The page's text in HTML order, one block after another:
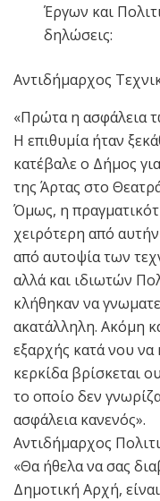
Έργων και
δηλώσεις:
Αντιδήμαρχος
«Πρώτα η ασφάλεια
Η επιθυμία ήταν
κατέβαλε ο Δήμος
της Άρτας στο
Όμως, η
χειρότερη από
από αυτοψία των
αλλά και ιδιωτών
κλήθηκαν να
ακατάλληλη. Ακόμη
εξαρχής κατά νου να
κερκίδα βρίσκεται
το οποίο δεν
ασφάλεια κανενός».
Αντιδήμαρχος
«Θα ήθελα να σας
Δημοτική Αρχή,